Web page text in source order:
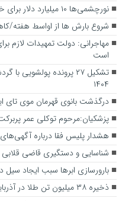
نورچشمی‌ها ۱۰ میلیارد دلار برای خرید ملک از کشور خارج کردند
شروع بارش ها از اواسط هفته/
مهاجرانی: دولت تمهیدات لازم
است
۱۴۰۴
درگذشت بانوی قهرمان موی تای
پزشکیان:مرحوم توکلی عمر
هشدار پلیس فقا درباره
شناسایی و دستگیری قاضی قلابی
بارورسازی ابر‌ها سبب ایجاد
ذخیره ۳۸ میلیون تن طلا در آذربایجان شرقی